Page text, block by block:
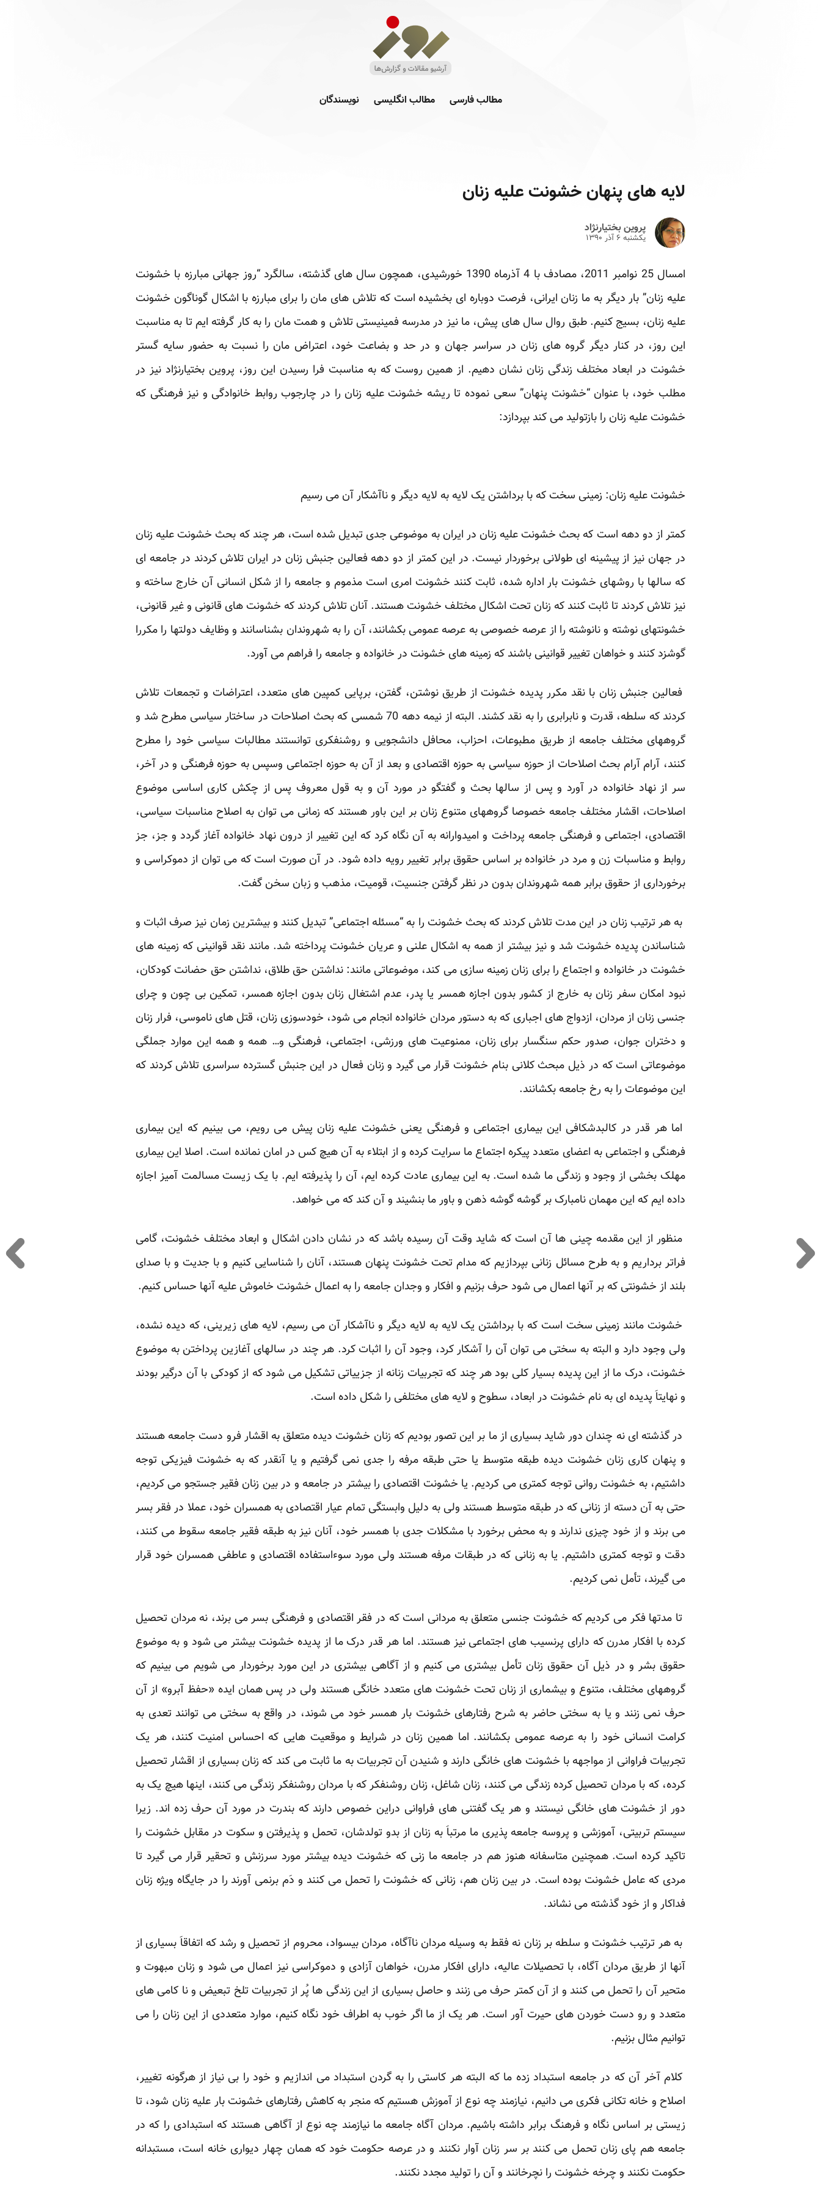
مطالب فارسی مطالب انگلیسی نویسندگان
لایه های پنهان خشونت علیه زنان
پروین بختیارنژاد
یکشنبه ۶ آذر ۱۳۹۰
امسال 25 نوامبر 2011، مصادف با 4 آذرماه 1390 خورشیدی، همچون سال های گذشته، سالگرد “روز جهانی مبارزه با خشونت
علیه زنان” بار دیگر به ما زنان ایرانی، فرصت دوباره ای بخشیده است که تلاش های مان را برای مبارزه با اشکال گوناگون خشونت
علیه زنان، بسیج کنیم. طبق روال سال های پیش، ما نیز در مدرسه فمینیستی تلاش و همت مان را به کار گرفته ایم تا به مناسبت
این روز، در کنار دیگر گروه های زنان در سراسر جهان و در حد و بضاعت خود، اعتراض مان را نسبت به حضور سایه گستر
خشونت در ابعاد مختلف زندگی زنان نشان دهیم. از همین روست که به مناسبت فرا رسیدن این روز، پروین بختیارنژاد نیز در
مطلب خود، با عنوان “خشونت پنهان” سعی نموده تا ریشه خشونت علیه زنان را در چارجوب روابط خانوادگی و نیز فرهنگی که
خشونت علیه زنان را بازتولید می کند بپردازد:
خشونت علیه زنان: زمینی سخت که با برداشتن یک لایه به لایه دیگر و ناآشکار آن می رسیم
کمتر از دو دهه است که بحث خشونت علیه زنان در ایران به موضوعی جدی تبدیل شده است، هر چند که بحث خشونت علیه زنان
در جهان نیز از پیشینه ای طولانی برخوردار نیست. در این کمتر از دو دهه فعالین جنبش زنان در ایران تلاش کردند در جامعه ای
که سالها با روشهای خشونت بار اداره شده، ثابت کنند خشونت امری است مذموم و جامعه را از شکل انسانی آن خارج ساخته و
نیز تلاش کردند تا ثابت کنند که زنان تحت اشکال مختلف خشونت هستند. آنان تلاش کردند که خشونت های قانونی و غیر قانونی،
خشونتهای نوشته و نانوشته را از عرصه خصوصی به عرصه عمومی بکشانند، آن را به شهروندان بشناسانند و وظایف دولتها را مکررا
گوشزد کنند و خواهان تغییر قوانینی باشند که زمینه های خشونت در خانواده و جامعه را فراهم می آورد.
فعالین جنبش زنان با نقد مکرر پدیده خشونت از طریق نوشتن، گفتن، برپایی کمپین های متعدد، اعتراضات و تجمعات تلاش
کردند که سلطه، قدرت و نابرابری را به نقد کشند. البته از نیمه دهه 70 شمسی که بحث اصلاحات در ساختار سیاسی مطرح شد و
گروههای مختلف جامعه از طریق مطبوعات، احزاب، محافل دانشجویی و روشنفکری توانستند مطالبات سیاسی خود را مطرح
کنند، آرام آرام بحث اصلاحات از حوزه سیاسی به حوزه اقتصادی و بعد از آن به حوزه اجتماعی وسپس به حوزه فرهنگی و در آخر،
سر از نهاد خانواده در آورد و پس از سالها بحث و گفتگو در مورد آن و به قول معروف پس از چکش کاری اساسی موضوع
اصلاحات، اقشار مختلف جامعه خصوصا گروههای متنوع زنان بر این باور هستند که زمانی می توان به اصلاح مناسبات سیاسی،
اقتصادی، اجتماعی و فرهنگی جامعه پرداخت و امیدوارانه به آن نگاه کرد که این تغییر از درون نهاد خانواده آغاز گردد و جز، جز
روابط و مناسبات زن و مرد در خانواده بر اساس حقوق برابر تغییر رویه داده شود. در آن صورت است که می توان از دموکراسی و
برخورداری از حقوق برابر همه شهروندان بدون در نظر گرفتن جنسیت، قومیت، مذهب و زبان سخن گفت.
به هر ترتیب زنان در این مدت تلاش کردند که بحث خشونت را به “مسئله اجتماعی” تبدیل کنند و بیشترین زمان نیز صرف اثبات و
شناساندن پدیده خشونت شد و نیز بیشتر از همه به اشکال علنی و عریان خشونت پرداخته شد. مانند نقد قوانینی که زمینه های
خشونت در خانواده و اجتماع را برای زنان زمینه سازی می کند، موضوعاتی مانند: نداشتن حق طلاق، نداشتن حق حضانت کودکان،
نبود امکان سفر زنان به خارج از کشور بدون اجازه همسر یا پدر، عدم اشتغال زنان بدون اجازه همسر، تمکین بی چون و چرای
جنسی زنان از مردان، ازدواج های اجباری که به دستور مردان خانواده انجام می شود، خودسوزی زنان، قتل های ناموسی، فرار زنان
و دختران جوان، صدور حکم سنگسار برای زنان، ممنوعیت های ورزشی، اجتماعی، فرهنگی و… همه و همه این موارد جملگی
موضوعاتی است که در ذیل مبحث کلانی بنام خشونت قرار می گیرد و زنان فعال در این جنبش گسترده سراسری تلاش کردند که
این موضوعات را به رخ جامعه بکشانند.
اما هر قدر در کالبدشکافی این بیماری اجتماعی و فرهنگی یعنی خشونت علیه زنان پیش می رویم، می بینیم که این بیماری
فرهنگی و اجتماعی به اعضای متعدد پیکره اجتماع ما سرایت کرده و از ابتلاء به آن هیچ کس در امان نمانده است. اصلا این بیماری
مهلک بخشی از وجود و زندگی ما شده است. به این بیماری عادت کرده ایم، آن را پذیرفته ایم. با یک زیست مسالمت آمیز اجازه
داده ایم که این مهمان نامبارک بر گوشه گوشه ذهن و باور ما بنشیند و آن کند که می خواهد.
منظور از این مقدمه چینی ها آن است که شاید وقت آن رسیده باشد که در نشان دادن اشکال و ابعاد مختلف خشونت، گامی
فراتر برداریم و به طرح مسائل زنانی بپردازیم که مدام تحت خشونت پنهان هستند، آنان را شناسایی کنیم و با جدیت و با صدای
بلند از خشونتی که بر آنها اعمال می شود حرف بزنیم و افکار و وجدان جامعه را به اعمال خشونت خاموش علیه آنها حساس کنیم.
خشونت مانند زمینی سخت است که با برداشتن یک لایه به لایه دیگر و ناآشکار آن می رسیم، لایه های زیرینی، که دیده نشده،
ولی وجود دارد و البته به سختی می توان آن را آشکار کرد، وجود آن را اثبات کرد. هر چند در سالهای آغازین پرداختن به موضوع
خشونت، درک ما از این پدیده بسیار کلی بود هر چند که تجربیات زنانه از جزییاتی تشکیل می شود که از کودکی با آن درگیر بودند
و نهایتاَ پدیده ای به نام خشونت در ابعاد، سطوح و لایه های مختلفی را شکل داده است.
در گذشته ای نه چندان دور شاید بسیاری از ما بر این تصور بودیم که زنان خشونت دیده متعلق به اقشار فرو دست جامعه هستند
و پنهان کاری زنان خشونت دیده طبقه متوسط یا حتی طبقه مرفه را جدی نمی گرفتیم و یا آنقدر که به خشونت فیزیکی توجه
داشتیم، به خشونت روانی توجه کمتری می کردیم. یا خشونت اقتصادی را بیشتر در جامعه و در بین زنان فقیر جستجو می کردیم،
حتی به آن دسته از زنانی که در طبقه متوسط هستند ولی به دلیل وابستگی تمام عیار اقتصادی به همسران خود، عملا در فقر بسر
می برند و از خود چیزی ندارند و به محض برخورد با مشکلات جدی با همسر خود، آنان نیز به طبقه فقیر جامعه سقوط می کنند،
دقت و توجه کمتری داشتیم. یا به زنانی که در طبقات مرفه هستند ولی مورد سوءاستفاده اقتصادی و عاطفی همسران خود قرار
می گیرند، تأمل نمی کردیم.
تا مدتها فکر می کردیم که خشونت جنسی متعلق به مردانی است که در فقر اقتصادی و فرهنگی بسر می برند، نه مردان تحصیل
کرده با افکار مدرن که دارای پرنسیب های اجتماعی نیز هستند. اما هر قدر درک ما از پدیده خشونت بیشتر می شود و به موضوع
حقوق بشر و در ذیل آن حقوق زنان تأمل بیشتری می کنیم و از آگاهی بیشتری در این مورد برخوردار می شویم می بینیم که
گروههای مختلف، متنوع و بیشماری از زنان تحت خشونت های متعدد خانگی هستند ولی در پس همان ایده «حفظ آبرو» از آن
حرف نمی زنند و یا به سختی حاضر به شرح رفتارهای خشونت بار همسر خود می شوند، در واقع به سختی می توانند تعدی به
کرامت انسانی خود را به عرصه عمومی بکشانند. اما همین زنان در شرایط و موقعیت هایی که احساس امنیت کنند، هر یک
تجربیات فراوانی از مواجهه با خشونت های خانگی دارند و شنیدن آن تجربیات به ما ثابت می کند که زنان بسیاری از اقشار تحصیل
کرده، که با مردان تحصیل کرده زندگی می کنند، زنان شاغل، زنان روشنفکر که با مردان روشنفکر زندگی می کنند، اینها هیچ یک به
دور از خشونت های خانگی نیستند و هر یک گفتنی های فراوانی دراین خصوص دارند که بندرت در مورد آن حرف زده اند. زیرا
سیستم تربیتی، آموزشی و پروسه جامعه پذیری ما مرتباَ به زنان از بدو تولدشان، تحمل و پذیرفتن و سکوت در مقابل خشونت را
تاکید کرده است. همچنین متاسفانه هنوز هم در جامعه ما زنی که خشونت دیده بیشتر مورد سرزنش و تحقیر قرار می گیرد تا
مردی که عامل خشونت بوده است. در بین زنان هم، زنانی که خشونت را تحمل می کنند و دَم برنمی آورند را در جایگاه ویژه زنان
فداکار و از خود گذشته می نشاند.
به هر ترتیب خشونت و سلطه بر زنان نه فقط به وسیله مردان ناآگاه، مردان بیسواد، محروم از تحصیل و رشد که اتفاقاَ بسیاری از
آنها از طریق مردان آگاه، با تحصیلات عالیه، دارای افکار مدرن، خواهان آزادی و دموکراسی نیز اعمال می شود و زنان مبهوت و
متحیر آن را تحمل می کنند و از آن کمتر حرف می زنند و حاصل بسیاری از این زندگی ها پُر از تجربیات تلخ تبعیض و نا کامی های
متعدد و رو دست خوردن های حیرت آور است. هر یک از ما اگر خوب به اطراف خود نگاه کنیم، موارد متعددی از این زنان را می
توانیم مثال بزنیم.
کلام آخر آن که در جامعه استبداد زده ما که البته هر کاستی را به گردن استبداد می اندازیم و خود را بی نیاز از هرگونه تغییر،
اصلاح و خانه تکانی فکری می دانیم، نیازمند چه نوع از آموزش هستیم که منجر به کاهش رفتارهای خشونت بار علیه زنان شود، تا
زیستی بر اساس نگاه و فرهنگ برابر داشته باشیم. مردان آگاه جامعه ما نیازمند چه نوع از آگاهی هستند که استبدادی را که در
جامعه هم پای زنان تحمل می کنند بر سر زنان آوار نکنند و در عرصه حکومت خود که همان چهار دیواری خانه است، مستبدانه
حکومت نکنند و چرخه خشونت را نچرخانند و آن را تولید مجدد نکنند.